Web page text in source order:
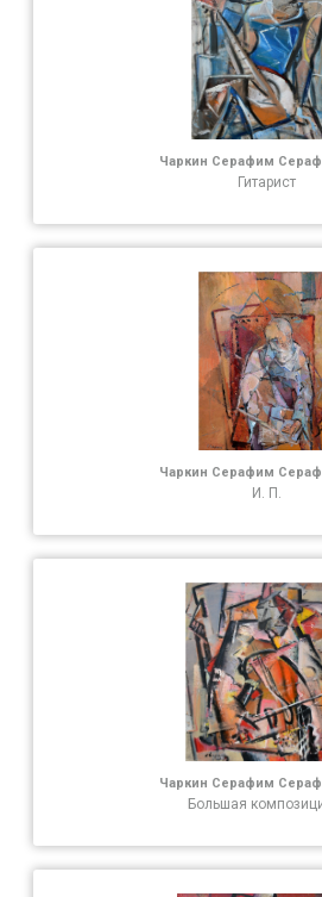
Чаркин Серафим
Гитарист
Чаркин Серафим
И. П.
Чаркин Серафим
Большая